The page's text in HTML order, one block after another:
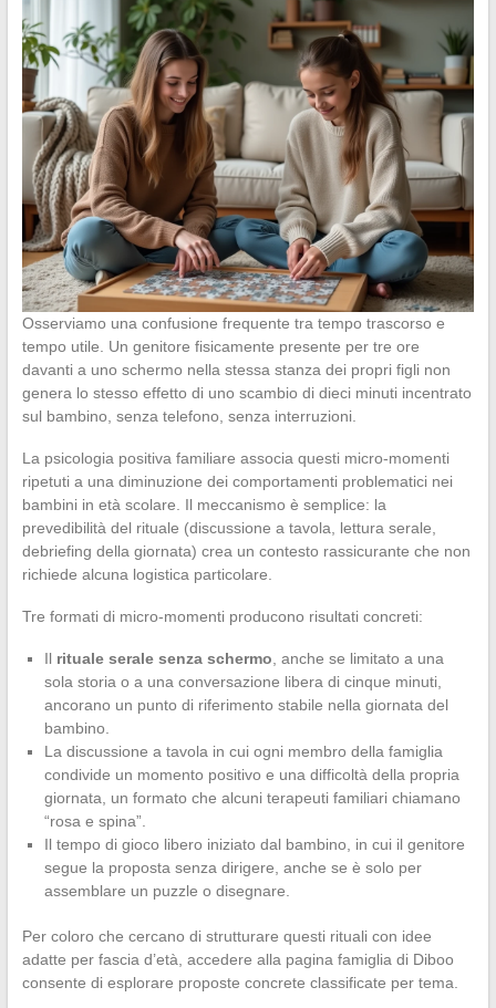
Osserviamo una confusione frequente tra tempo trascorso e
tempo utile. Un genitore fisicamente presente per tre ore
davanti a uno schermo nella stessa stanza dei propri figli non
genera lo stesso effetto di uno scambio di dieci minuti incentrato
sul bambino, senza telefono, senza interruzioni.
La psicologia positiva familiare associa questi micro-momenti
ripetuti a una diminuzione dei comportamenti problematici nei
bambini in età scolare. Il meccanismo è semplice: la
prevedibilità del rituale (discussione a tavola, lettura serale,
debriefing della giornata) crea un contesto rassicurante che non
richiede alcuna logistica particolare.
Tre formati di micro-momenti producono risultati concreti:
Il rituale serale senza schermo , anche se limitato a una
sola storia o a una conversazione libera di cinque minuti,
ancorano un punto di riferimento stabile nella giornata del
bambino.
La discussione a tavola in cui ogni membro della famiglia
condivide un momento positivo e una difficoltà della propria
giornata, un formato che alcuni terapeuti familiari chiamano
“rosa e spina”.
Il tempo di gioco libero iniziato dal bambino, in cui il genitore
segue la proposta senza dirigere, anche se è solo per
assemblare un puzzle o disegnare.
Per coloro che cercano di strutturare questi rituali con idee
adatte per fascia d’età, accedere alla pagina famiglia di Diboo
consente di esplorare proposte concrete classificate per tema.